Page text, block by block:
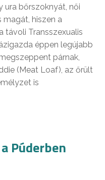
ura bőrszoknyát, női
magát, hiszen a
távoli Transszexualis
éppen legújabb
párnak,
(Meat Loaf), az őrült
is
Púderben